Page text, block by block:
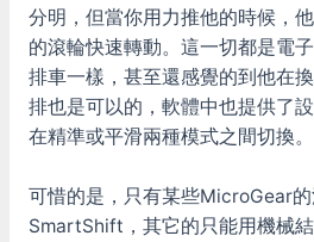
分明，但當你用力推他的時候，
的滾輪快速轉動。這一切都是電
排車一樣，甚至還感覺的到他在
排也是可以的，軟體中也提供了
在精準或平滑兩種模式之間切換。
可惜的是，只有某些MicroGear
SmartShift，其它的只能用機械